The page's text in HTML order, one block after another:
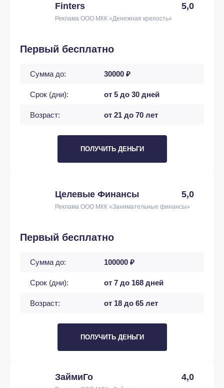
Finters 5,0
Реклама ООО МКК «Денежная крепость»
Первый бесплатно
Сумма до: 30000 ₽
Срок (дни): от 5 до 30 дней
Возраст: от 21 до 70 лет
ПОЛУЧИТЬ ДЕНЬГИ
Целевые Финансы 5,0
Реклама ООО МКК «Занимательные финансы»
Первый бесплатно
Сумма до: 100000 ₽
Срок (дни): от 7 до 168 дней
Возраст: от 18 до 65 лет
ПОЛУЧИТЬ ДЕНЬГИ
ЗаймиГо 4,0